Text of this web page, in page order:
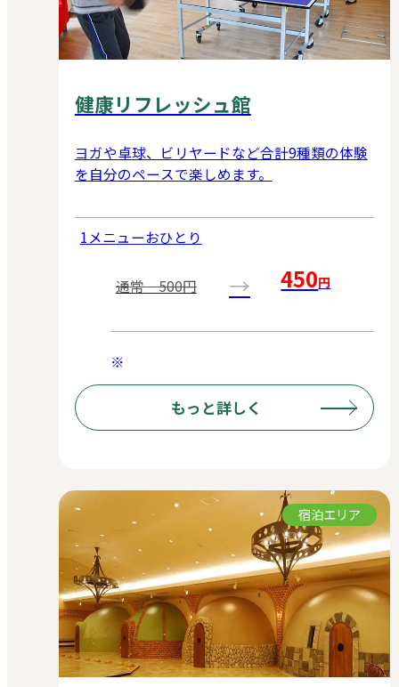
健康リフレッシュ館
ヨガや卓球、ビリヤードなど合計9種類の体験
を自分のペースで楽しめます。
1メニューおひとり
通常 500円 → 450円
もっと詳しく
宿泊エリア